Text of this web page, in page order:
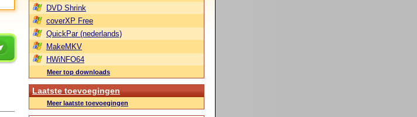
DVD Shrink
coverXP Free
QuickPar (nederlands)
MakeMKV
HWiNFO64
Meer top downloads
Laatste toevoegingen
Meer laatste toevoegingen